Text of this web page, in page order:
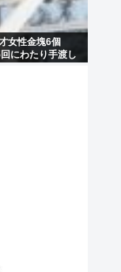
女性金塊6個
にわたり手渡し